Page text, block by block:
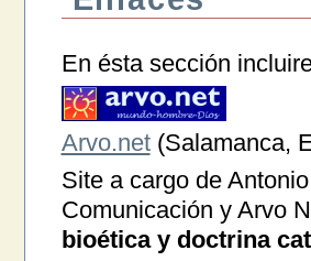
En ésta sección
Arvo.net(Salamanca,
Site a cargo de
Comunicación y Arvo
bioética y doctrina